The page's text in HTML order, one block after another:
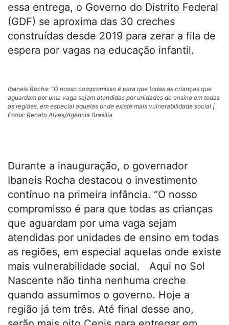
essa entrega, o Governo do Distrito Federal
(GDF) se aproxima das 30 creches
construídas desde 2019 para zerar a fila de
espera por vagas na educação infantil.
Ibaneis Rocha: “O nosso compromisso é para que todas as crianças que
aguardam por uma vaga sejam atendidas por unidades de ensino em todas
as regiões, em especial aquelas onde existe mais vulnerabilidade social |
Fotos: Renato Alves/Agência Brasília
Durante a inauguração, o governador
Ibaneis Rocha destacou o investimento
contínuo na primeira infância. “O nosso
compromisso é para que todas as crianças
que aguardam por uma vaga sejam
atendidas por unidades de ensino em todas
as regiões, em especial aquelas onde existe
mais vulnerabilidade social. Aqui no Sol
Nascente não tinha nenhuma creche
quando assumimos o governo. Hoje a
região já tem três. Até final desse ano,